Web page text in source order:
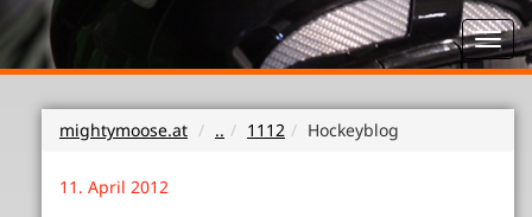
mightymoose.at .. 1112 Hockeyblog
11. April 2012